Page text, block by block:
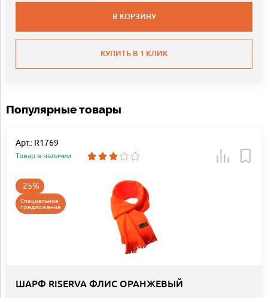
В КОРЗИНУ
КУПИТЬ В 1 КЛИК
Популярные товары
Арт.: R1769
Товар в наличии
-25%
Специальное
предложение
ШАРФ RISERVA ФЛИС ОРАНЖЕВЫЙ